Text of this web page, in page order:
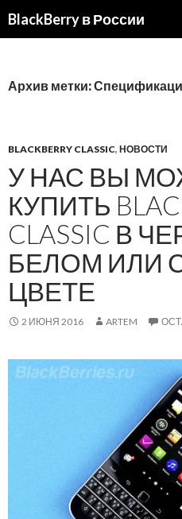
BlackBerry в России
Архив метки:
BLACKBERRY CLASSIC, НОВОСТИ
У НАС ВЫ
КУПИТЬ
CLASSIC В
БЕЛОМ ИЛИ
ЦВЕТЕ
2 ИЮНЯ 2016 ARTEM